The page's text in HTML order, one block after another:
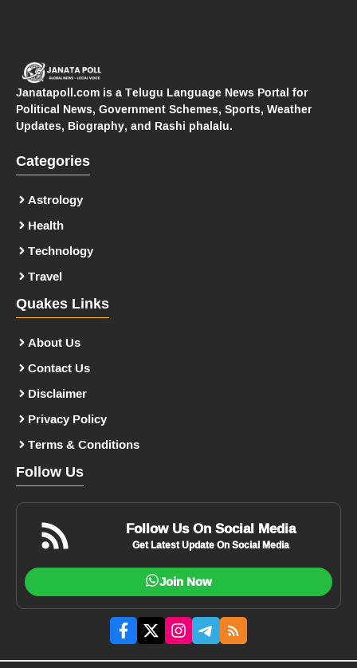
Janatapoll.com is a Telugu Language News Portal for
Political News, Government Schemes, Sports, Weather
Updates, Biography, and Rashi phalalu.
Categories
Astrology
Health
Technology
Travel
Quakes Links
About Us
Contact Us
Disclaimer
Privacy Policy
Terms & Conditions
Follow Us
Follow Us On Social Media
Get Latest Update On Social Media
Join Now